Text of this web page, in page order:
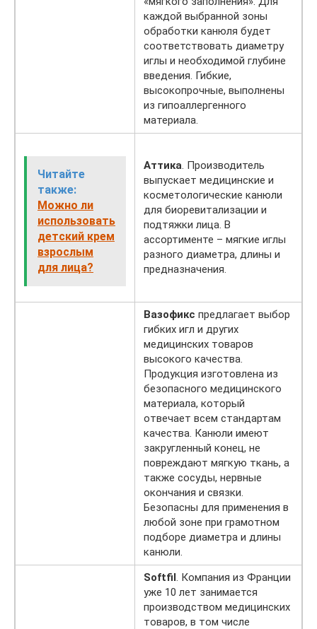
каждой выбранной зоны
обработки канюля будет
соответствовать диаметру
иглы и необходимой глубине
введения. Гибкие,
высокопрочные, выполнены
из гипоаллергенного
материала.
Читайте
также:
Можно ли
использовать
детский крем
взрослым
для лица?
Аттика . Производитель
выпускает медицинские и
косметологические канюли
для биоревитализации и
подтяжки лица. В
ассортименте – мягкие иглы
разного диаметра, длины и
предназначения.
Вазофикс предлагает выбор
гибких игл и других
медицинских товаров
высокого качества.
Продукция изготовлена из
безопасного медицинского
материала, который
отвечает всем стандартам
качества. Канюли имеют
закругленный конец, не
повреждают мягкую ткань, а
также сосуды, нервные
окончания и связки.
Безопасны для применения в
любой зоне при грамотном
подборе диаметра и длины
канюли.
Softfil . Компания из Франции
уже 10 лет занимается
производством медицинских
товаров, в том числе